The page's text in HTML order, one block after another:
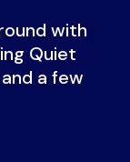
with
Quiet
a few